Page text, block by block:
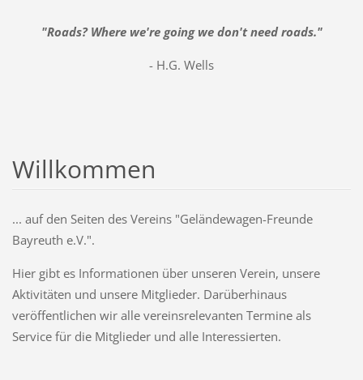
"Roads? Where we're going we don't need roads."
- H.G. Wells
Willkommen
... auf den Seiten des Vereins "Geländewagen-Freunde
Bayreuth e.V.".
Hier gibt es Informationen über unseren Verein, unsere
Aktivitäten und unsere Mitglieder. Darüberhinaus
veröffentlichen wir alle vereinsrelevanten Termine als
Service für die Mitglieder und alle Interessierten.